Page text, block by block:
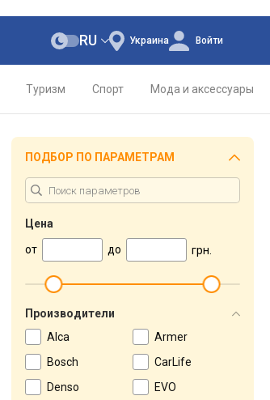
Украина
RU Войти
Туризм Спорт Мода и аксессуары
ПОДБОР ПО ПАРАМЕТРАМ
Цена
от
до грн.
Производители
Alca
Armer
Bosch
CarLife
Denso
EVO